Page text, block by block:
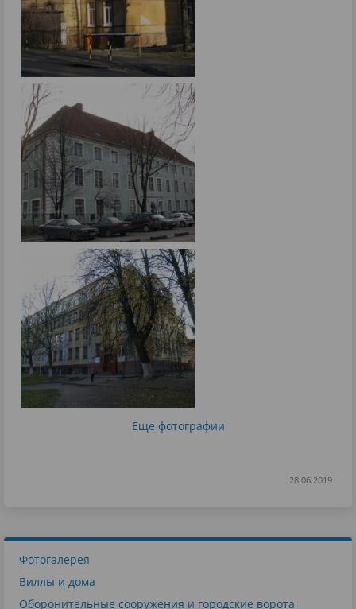
Еще фотографии
28.06.2019
Фотогалерея
Виллы и дома
Оборонительные сооружения и городские ворота